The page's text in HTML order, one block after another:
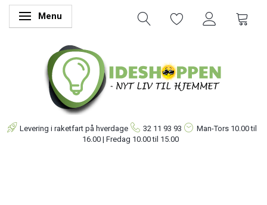
Skifte navigation
Menu
Levering i raketfart på hverdage 32 11 93 93 Man-Tors 10.00 til
16.00 | Fredag 10.00 til 15.00